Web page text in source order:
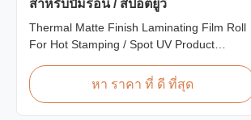
สำหรับปั๊มร้อน / สปอตยูวี
Thermal Matte Finish Laminating Film Roll
For Hot Stamping / Spot UV Product
Film 42 Dynes Double Corona Treatment
Thermal Roll Matte Laminating Film for Hot
หา ราคา ที่ ดี ที่สุด